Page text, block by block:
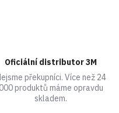
Oficiální distributor 3M
překupníci. Více než 24
produktů máme opravdu
skladem.